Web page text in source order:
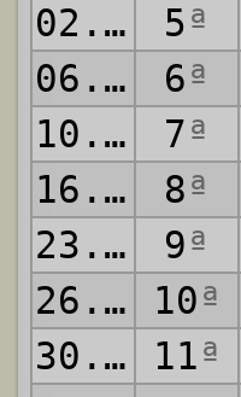
02.10.2004
5ª
06.10.2004
6ª
10.10.2004
7ª
16.10.2004
8ª
23.10.2004
9ª
26.10.2004
10ª
30.10.2004
11ª